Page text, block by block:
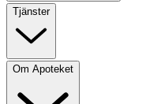
Tjänster
Om Apoteket